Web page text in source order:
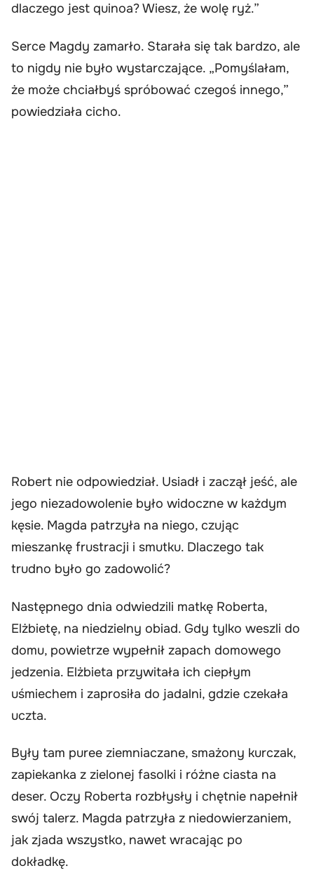
dlaczego jest quinoa? Wiesz, że wolę ryż.”
Serce Magdy zamarło. Starała się tak bardzo, ale
to nigdy nie było wystarczające. „Pomyślałam,
że może chciałbyś spróbować czegoś innego,”
powiedziała cicho.
Robert nie odpowiedział. Usiadł i zaczął jeść, ale
jego niezadowolenie było widoczne w każdym
kęsie. Magda patrzyła na niego, czując
mieszankę frustracji i smutku. Dlaczego tak
trudno było go zadowolić?
Następnego dnia odwiedzili matkę Roberta,
Elżbietę, na niedzielny obiad. Gdy tylko weszli do
domu, powietrze wypełnił zapach domowego
jedzenia. Elżbieta przywitała ich ciepłym
uśmiechem i zaprosiła do jadalni, gdzie czekała
uczta.
Były tam puree ziemniaczane, smażony kurczak,
zapiekanka z zielonej fasolki i różne ciasta na
deser. Oczy Roberta rozbłysły i chętnie napełnił
swój talerz. Magda patrzyła z niedowierzaniem,
jak zjada wszystko, nawet wracając po
dokładkę.